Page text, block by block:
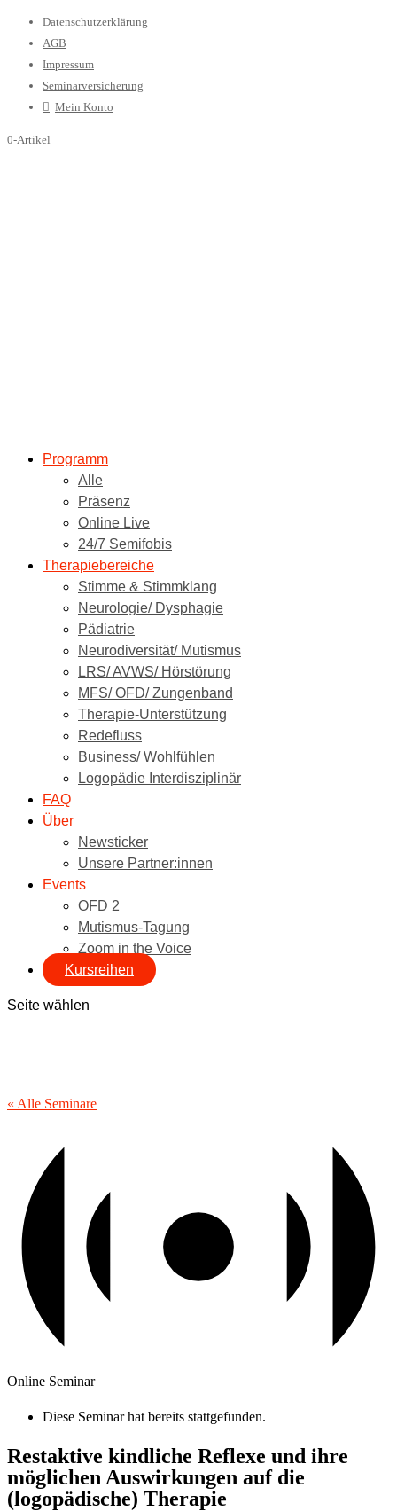
Datenschutzerklärung
AGB
Impressum
Seminarversicherung
Mein Konto
0-Artikel
Programm
Alle
Präsenz
Online Live
24/7 Semifobis
Therapiebereiche
Stimme & Stimmklang
Neurologie/ Dysphagie
Pädiatrie
Neurodiversität/ Mutismus
LRS/ AVWS/ Hörstörung
MFS/ OFD/ Zungenband
Therapie-Unterstützung
Redefluss
Business/ Wohlfühlen
Logopädie Interdisziplinär
FAQ
Über
Newsticker
Unsere Partner:innen
Events
OFD 2
Mutismus-Tagung
Zoom in the Voice
Kursreihen
Seite wählen
« Alle Seminare
Online Seminar
Diese Seminar hat bereits stattgefunden.
Restaktive kindliche Reflexe und ihre
möglichen Auswirkungen auf die
(logopädische) Therapie